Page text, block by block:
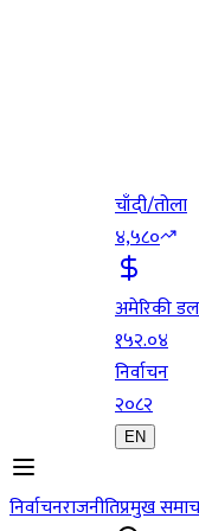
चाँदी/तोला
४,५८०
अमेरिकी
१५२.०४
निर्वाचन
२०८२
EN
निर्वाचनराजनीतिप्रमुख